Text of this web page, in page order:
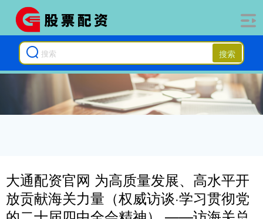
搜索
大通配资官网 为高质量发展、高水平开
放贡献海关力量（权威访谈·学习贯彻党